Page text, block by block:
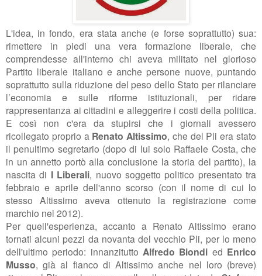
L'idea, in fondo, era stata anche (e forse soprattutto) sua:
rimettere in piedi una vera formazione liberale, che
comprendesse all'interno chi aveva militato nel glorioso
Partito liberale italiano e anche persone nuove, puntando
soprattutto sulla riduzione del peso dello Stato per rilanciare
l’economia e sulle riforme istituzionali, per ridare
rappresentanza ai cittadini e alleggerire i costi della politica.
E così non c'era da stupirsi che i giornali avessero
ricollegato proprio a Renato Altissimo, che del Pli era stato
il penultimo segretario (dopo di lui solo Raffaele Costa, che
in un annetto portò alla conclusione la storia del partito), la
nascita di I Liberali, nuovo soggetto politico presentato tra
febbraio e aprile dell'anno scorso (con il nome di cui lo
stesso Altissimo aveva ottenuto la registrazione come
marchio nel 2012).
Per quell'esperienza, accanto a Renato Altissimo erano
tornati alcuni pezzi da novanta del vecchio Pli, per lo meno
dell'ultimo periodo: innanzitutto Alfredo Biondi ed Enrico
Musso, già al fianco di Altissimo anche nel loro (breve)